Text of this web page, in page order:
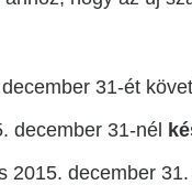
31-ét
december 31-nél
2015. december 31.